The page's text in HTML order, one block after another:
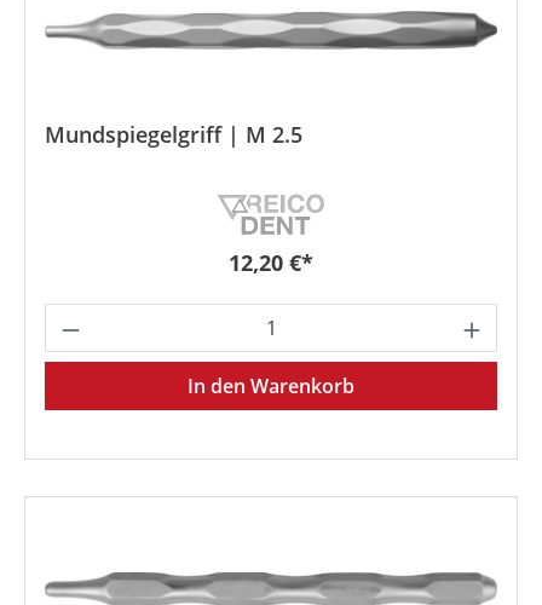
Mundspiegelgriff | M 2.5
Regulärer Preis:
12,20 €*
Produkt Anzahl: Gib den
In den Warenkorb